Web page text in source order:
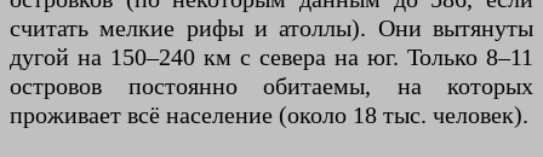
считать мелкие рифы и атоллы). Они вытянуты
дугой на 150–240 км с севера на юг. Только 8–11
островов постоянно обитаемы, на которых
проживает всё население (около 18 тыс. человек).